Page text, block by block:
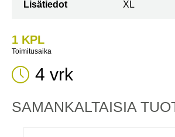
Lisätiedot XL
1 KPL
Toimitusaika
4 vrk
SAMANKALTAISIA